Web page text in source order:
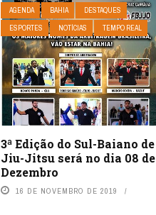
AGENDA BAHIA
DESTAQUES
ESPORTES
NOTÍCIAS TEMPO REAL
3ª Edição do Sul-Baiano de
Jiu-Jitsu será no dia 08 de
Dezembro
16 DE NOVEMBRO DE 2019